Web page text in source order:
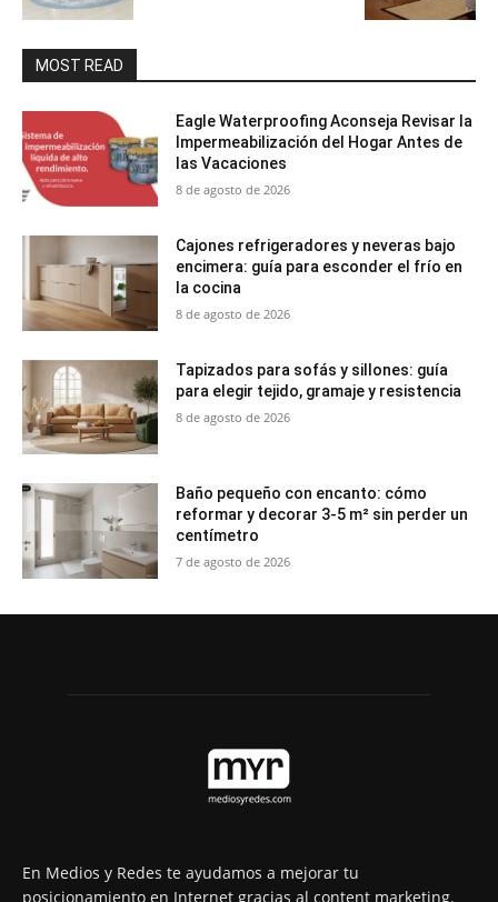
MOST READ
Eagle Waterproofing Aconseja Revisar la
Impermeabilización del Hogar Antes de
las Vacaciones
8 de agosto de 2026
Cajones refrigeradores y neveras bajo
encimera: guía para esconder el frío en
la cocina
8 de agosto de 2026
Tapizados para sofás y sillones: guía
para elegir tejido, gramaje y resistencia
8 de agosto de 2026
Baño pequeño con encanto: cómo
reformar y decorar 3-5 m² sin perder un
centímetro
7 de agosto de 2026
En Medios y Redes te ayudamos a mejorar tu
posicionamiento en Internet gracias al content marketing.